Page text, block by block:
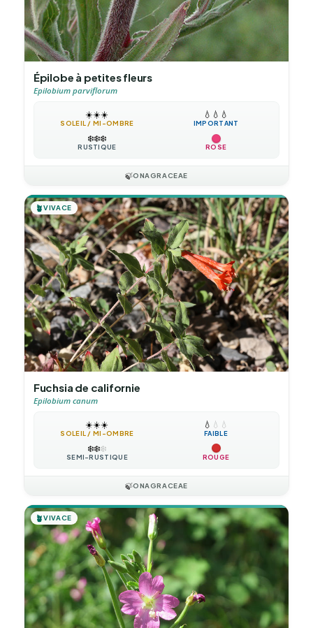
Épilobe à petites fleurs
Epilobium parviflorum
☀️☀️☀️
SOLEIL / MI-OMBRE
💧 💧 💧
IMPORTANT
❄️❄️❄️
RUSTIQUE ROSE
🍃ONAGRACEAE
🪴VIVACE
Fuchsia de californie
Epilobium canum
☀️☀️☀️
SOLEIL / MI-OMBRE
💧 💧 💧
FAIBLE
❄️❄️❄️
SEMI-RUSTIQUE ROUGE
🍃ONAGRACEAE
🪴VIVACE